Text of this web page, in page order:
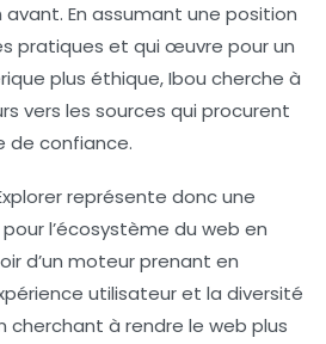
En assumant une position
pratiques et qui œuvre pour un
plus éthique, Ibou cherche à
vers les sources qui procurent
de confiance.
représente donc une
l’écosystème du web en
d’un moteur prenant en
utilisateur et la diversité
cherchant à rendre le web plus